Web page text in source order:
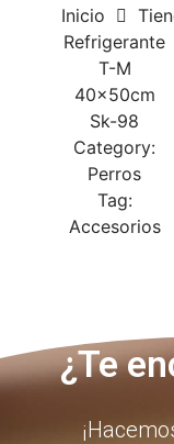
Inicio
Refrigerante
T-M
40x50cm
Sk-98
Category:
Perros
Tag:
Accesorios
¿Te